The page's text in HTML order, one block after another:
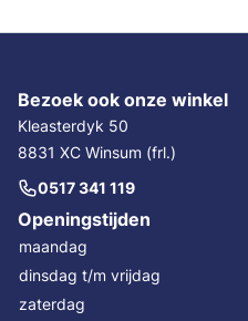
Bezoek ook onze winkel
Kleasterdyk 50
8831 XC Winsum (frl.)
0517 341 119
Openingstijden
maandag
dinsdag t/m vrijdag
zaterdag